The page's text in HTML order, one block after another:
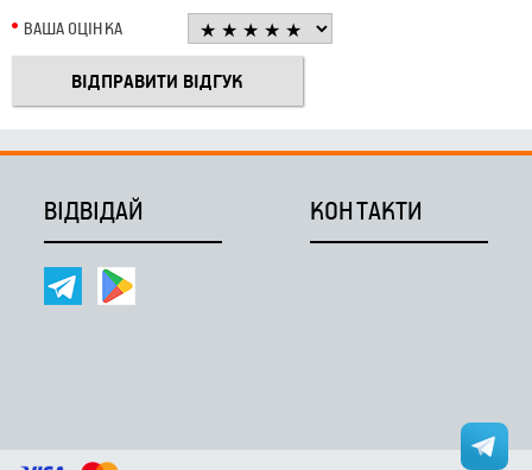
ВАША ОЦІНКА
ВІДВІДАЙ КОНТАКТИ